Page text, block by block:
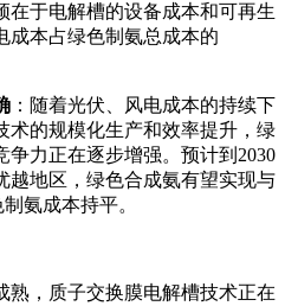
在于电解槽的设备成本和可再生
成本占绿色制氨总成本的
：随着光伏、风电成本的持续下
术的规模化生产和效率提升，绿
争力正在逐步增强。预计到2030
越地区，绿色合成氨有望实现与
氨成本持平。
熟，质子交换膜电解槽技术正在